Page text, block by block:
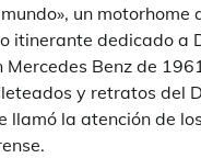
un motorhome
itinerante dedicado a
Mercedes Benz de
y retratos del
llamó la atención de